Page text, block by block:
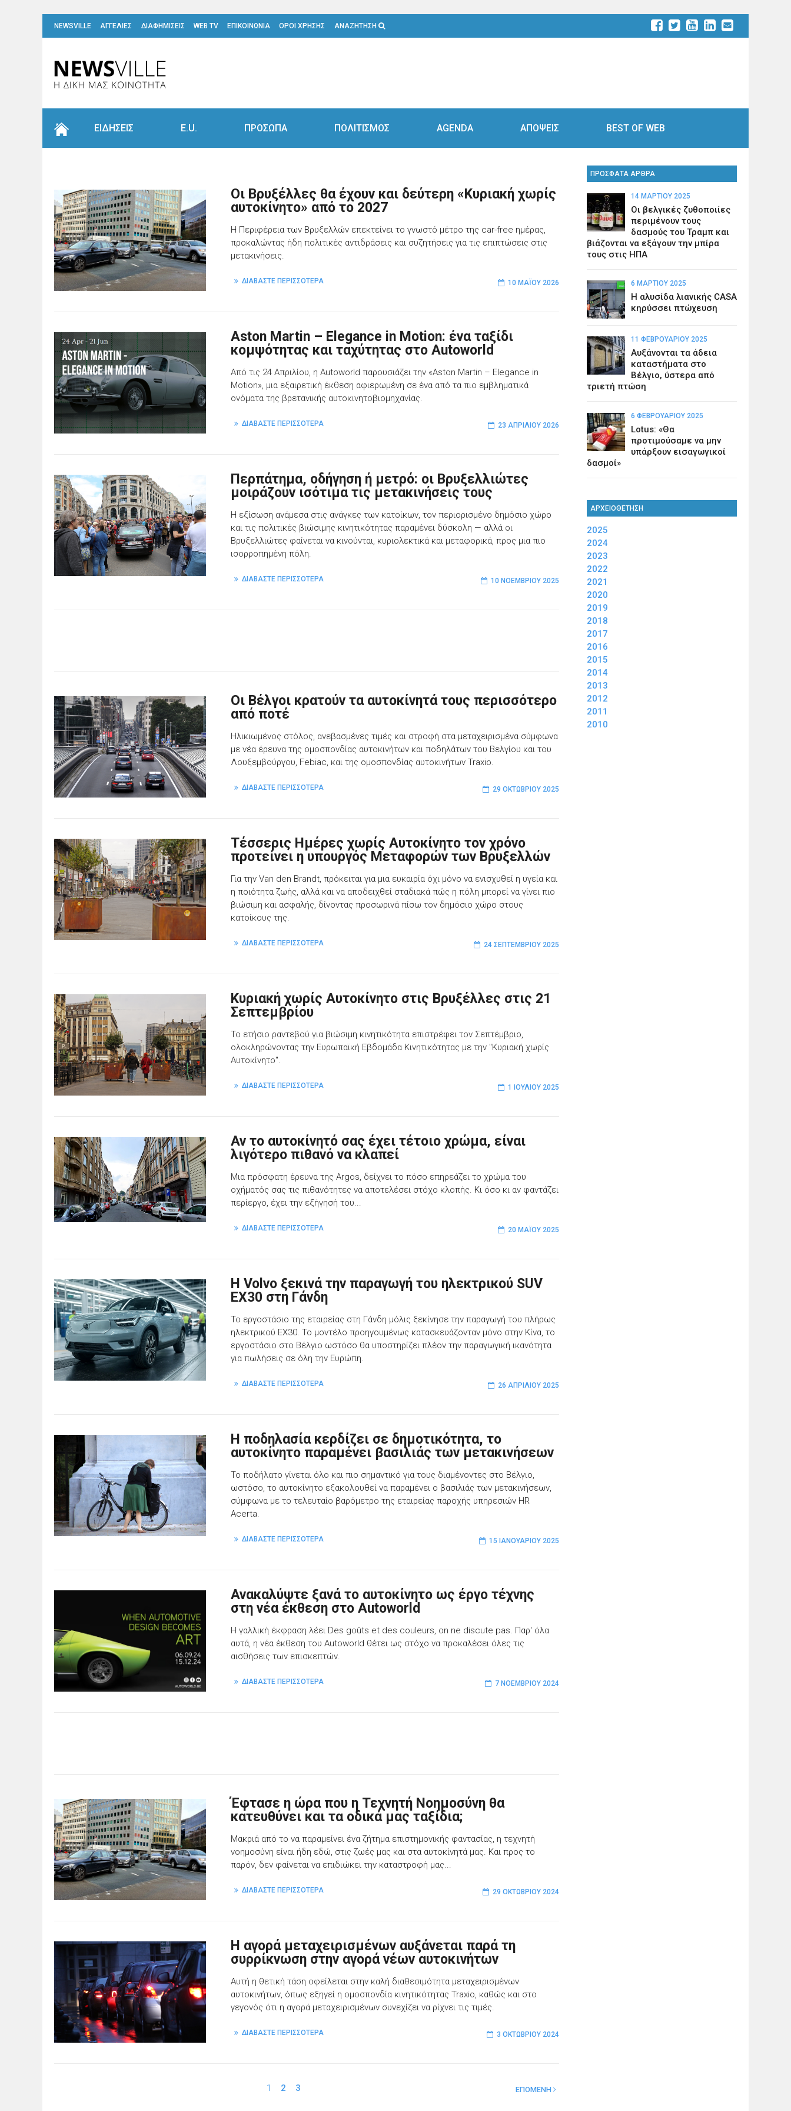
NEWSVILLE ΑΓΓΕΛΙΕΣ ΔΙΑΦΗΜΙΣΕΙΣ WEB TV ΕΠΙΚΟΙΝΩΝΙΑ ΟΡΟΙ ΧΡΗΣΗΣ ΑΝΑΖΗΤΗΣΗ
ΕΙΔΗΣΕΙΣ E.U. ΠΡΟΣΩΠΑ ΠΟΛΙΤΙΣΜΟΣ AGENDA ΑΠΟΨΕΙΣ BEST OF WEB
Οι Βρυξέλλες θα έχουν και δεύτερη «Κυριακή χωρίς
αυτοκίνητο» από το 2027
Η Περιφέρεια των Βρυξελλών επεκτείνει το γνωστό μέτρο της car-free ημέρας,
προκαλώντας ήδη πολιτικές αντιδράσεις και συζητήσεις για τις επιπτώσεις στις
μετακινήσεις.
ΔΙΑΒΑΣΤΕ ΠΕΡΙΣΣΟΤΕΡΑ 10 ΜΑΪ́ΟΥ 2026
Aston Martin – Elegance in Motion: ένα ταξίδι
κομψότητας και ταχύτητας στο Autoworld
Από τις 24 Απριλίου, η Autoworld παρουσιάζει την «Aston Martin – Elegance in
Motion», μια εξαιρετική έκθεση αφιερωμένη σε ένα από τα πιο εμβληματικά
ονόματα της βρετανικής αυτοκινητοβιομηχανίας.
ΔΙΑΒΑΣΤΕ ΠΕΡΙΣΣΟΤΕΡΑ 23 ΑΠΡΙΛΊΟΥ 2026
Περπάτημα, οδήγηση ή μετρό: οι Βρυξελλιώτες
μοιράζουν ισότιμα τις μετακινήσεις τους
Η εξίσωση ανάμεσα στις ανάγκες των κατοίκων, τον περιορισμένο δημόσιο χώρο
και τις πολιτικές βιώσιμης κινητικότητας παραμένει δύσκολη — αλλά οι
Βρυξελλιώτες φαίνεται να κινούνται, κυριολεκτικά και μεταφορικά, προς μια πιο
ισορροπημένη πόλη.
ΔΙΑΒΑΣΤΕ ΠΕΡΙΣΣΟΤΕΡΑ 10 ΝΟΕΜΒΡΊΟΥ 2025
Οι Βέλγοι κρατούν τα αυτοκίνητά τους περισσότερο
από ποτέ
Ηλικιωμένος στόλος, ανεβασμένες τιμές και στροφή στα μεταχειρισμένα σύμφωνα
με νέα έρευνα της ομοσπονδίας αυτοκινήτων και ποδηλάτων του Βελγίου και του
Λουξεμβούργου, Febiac, και της ομοσπονδίας αυτοκινήτων Traxio.
ΔΙΑΒΑΣΤΕ ΠΕΡΙΣΣΟΤΕΡΑ 29 ΟΚΤΩΒΡΊΟΥ 2025
Τέσσερις Ημέρες χωρίς Αυτοκίνητο τον χρόνο
προτείνει η υπουργός Μεταφορών των Βρυξελλών
Για την Van den Brandt, πρόκειται για μια ευκαιρία όχι μόνο να ενισχυθεί η υγεία και
η ποιότητα ζωής, αλλά και να αποδειχθεί σταδιακά πώς η πόλη μπορεί να γίνει πιο
βιώσιμη και ασφαλής, δίνοντας προσωρινά πίσω τον δημόσιο χώρο στους
κατοίκους της.
ΔΙΑΒΑΣΤΕ ΠΕΡΙΣΣΟΤΕΡΑ 24 ΣΕΠΤΕΜΒΡΊΟΥ 2025
Κυριακή χωρίς Αυτοκίνητο στις Βρυξέλλες στις 21
Σεπτεμβρίου
Το ετήσιο ραντεβού για βιώσιμη κινητικότητα επιστρέφει τον Σεπτέμβριο,
ολοκληρώνοντας την Ευρωπαϊκή Εβδομάδα Κινητικότητας με την "Κυριακή χωρίς
Αυτοκίνητο".
ΔΙΑΒΑΣΤΕ ΠΕΡΙΣΣΟΤΕΡΑ 1 ΙΟΥΛΊΟΥ 2025
Αν το αυτοκίνητό σας έχει τέτοιο χρώμα, είναι
λιγότερο πιθανό να κλαπεί
Μια πρόσφατη έρευνα της Argos, δείχνει το πόσο επηρεάζει το χρώμα του
οχήματός σας τις πιθανότητες να αποτελέσει στόχο κλοπής. Κι όσο κι αν φαντάζει
περίεργο, έχει την εξήγησή του...
ΔΙΑΒΑΣΤΕ ΠΕΡΙΣΣΟΤΕΡΑ 20 ΜΑΪ́ΟΥ 2025
Η Volvo ξεκινά την παραγωγή του ηλεκτρικού SUV
EX30 στη Γάνδη
Το εργοστάσιο της εταιρείας στη Γάνδη μόλις ξεκίνησε την παραγωγή του πλήρως
ηλεκτρικού EX30. Το μοντέλο προηγουμένως κατασκευάζονταν μόνο στην Κίνα, το
εργοστάσιο στο Βέλγιο ωστόσο θα υποστηρίζει πλέον την παραγωγική ικανότητα
για πωλήσεις σε όλη την Ευρώπη.
ΔΙΑΒΑΣΤΕ ΠΕΡΙΣΣΟΤΕΡΑ 26 ΑΠΡΙΛΊΟΥ 2025
Η ποδηλασία κερδίζει σε δημοτικότητα, το
αυτοκίνητο παραμένει βασιλιάς των μετακινήσεων
Το ποδήλατο γίνεται όλο και πιο σημαντικό για τους διαμένοντες στο Βέλγιο,
ωστόσο, το αυτοκίνητο εξακολουθεί να παραμένει ο βασιλιάς των μετακινήσεων,
σύμφωνα με το τελευταίο βαρόμετρο της εταιρείας παροχής υπηρεσιών HR
Acerta.
ΔΙΑΒΑΣΤΕ ΠΕΡΙΣΣΟΤΕΡΑ 15 ΙΑΝΟΥΑΡΊΟΥ 2025
Ανακαλύψτε ξανά το αυτοκίνητο ως έργο τέχνης
στη νέα έκθεση στο Autoworld
Η γαλλική έκφραση λέει Des goûts et des couleurs, on ne discute pas. Παρ' όλα
αυτά, η νέα έκθεση του Autoworld θέτει ως στόχο να προκαλέσει όλες τις
αισθήσεις των επισκεπτών.
ΔΙΑΒΑΣΤΕ ΠΕΡΙΣΣΟΤΕΡΑ 7 ΝΟΕΜΒΡΊΟΥ 2024
Έφτασε η ώρα που η Τεχνητή Νοημοσύνη θα
κατευθύνει και τα οδικά μας ταξίδια;
Μακριά από το να παραμείνει ένα ζήτημα επιστημονικής φαντασίας, η τεχνητή
νοημοσύνη είναι ήδη εδώ, στις ζωές μας και στα αυτοκίνητά μας. Και προς το
παρόν, δεν φαίνεται να επιδιώκει την καταστροφή μας...
ΔΙΑΒΑΣΤΕ ΠΕΡΙΣΣΟΤΕΡΑ 29 ΟΚΤΩΒΡΊΟΥ 2024
Η αγορά μεταχειρισμένων αυξάνεται παρά τη
συρρίκνωση στην αγορά νέων αυτοκινήτων
Αυτή η θετική τάση οφείλεται στην καλή διαθεσιμότητα μεταχειρισμένων
αυτοκινήτων, όπως εξηγεί η ομοσπονδία κινητικότητας Traxio, καθώς και στο
γεγονός ότι η αγορά μεταχειρισμένων συνεχίζει να ρίχνει τις τιμές.
ΔΙΑΒΑΣΤΕ ΠΕΡΙΣΣΟΤΕΡΑ 3 ΟΚΤΩΒΡΊΟΥ 2024
1 2 3 ΕΠΟΜΕΝΗ
ΠΡΟΣΦΑΤΑ ΑΡΘΡΑ
14 ΜΑΡΤΊΟΥ 2025
Οι βελγικές ζυθοποιίες
περιμένουν τους
δασμούς του Τραμπ και
βιάζονται να εξάγουν την μπίρα
τους στις ΗΠΑ
6 ΜΑΡΤΊΟΥ 2025
Η αλυσίδα λιανικής CASA
κηρύσσει πτώχευση
11 ΦΕΒΡΟΥΑΡΊΟΥ 2025
Αυξάνονται τα άδεια
καταστήματα στο
Βέλγιο, ύστερα από
τριετή πτώση
6 ΦΕΒΡΟΥΑΡΊΟΥ 2025
Lotus: «Θα
προτιμούσαμε να μην
υπάρξουν εισαγωγικοί
δασμοί»
ΑΡΧΕΙΟΘΕΤΗΣΗ
2025
2024
2023
2022
2021
2020
2019
2018
2017
2016
2015
2014
2013
2012
2011
2010